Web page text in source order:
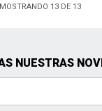
MOSTRANDO 13DE 13
NUESTRAS